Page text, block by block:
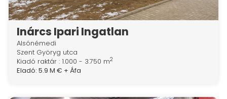
Inárcs Ipari Ingatlan
Alsónémedi
Szent Györyg utca
Kiadó raktár : 1.000 - 3.750 m2
Eladó: 5.9 M € + Áfa